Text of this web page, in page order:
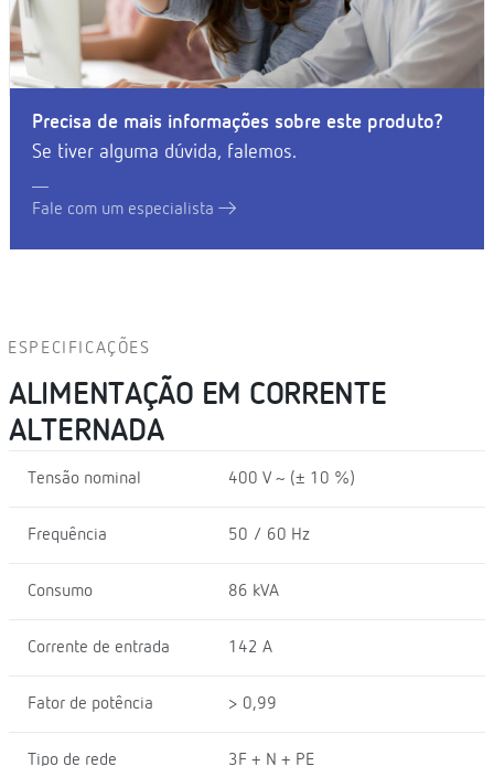
Precisa de mais informações sobre este produto?
Se tiver alguma dúvida, falemos.
Fale com um especialista
ESPECIFICAÇÕES
ALIMENTAÇÃO EM CORRENTE
ALTERNADA
Tensão nominal 400 V ~ (± 10 %)
Frequência 50 / 60 Hz
Consumo 86 kVA
Corrente de entrada 142 A
Fator de potência > 0,99
Tipo de rede 3F + N + PE